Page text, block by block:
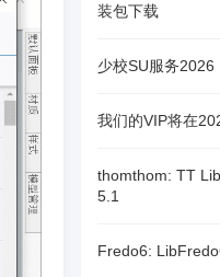
装包下载
少校SU服务2026
我们的VIP将在
thomthom: TT
5.1
Fredo6: